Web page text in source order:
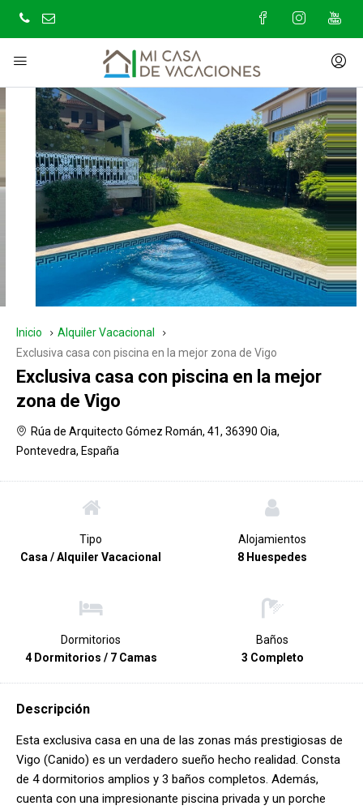
Inicio
Alquiler Vacacional
Exclusiva casa con piscina en la mejor zona de Vigo
Exclusiva casa con piscina en la mejor
zona de Vigo
Rúa de Arquitecto Gómez Román, 41, 36390 Oia,
Pontevedra, España
Tipo
Casa / Alquiler Vacacional
Alojamientos
8 Huespedes
Dormitorios
4 Dormitorios / 7 Camas
Baños
3 Completo
Descripción
Esta exclusiva casa en una de las zonas más prestigiosas de
Vigo (Canido) es un verdadero sueño hecho realidad. Consta
de 4 dormitorios amplios y 3 baños completos. Además,
cuenta con una impresionante piscina privada y un porche